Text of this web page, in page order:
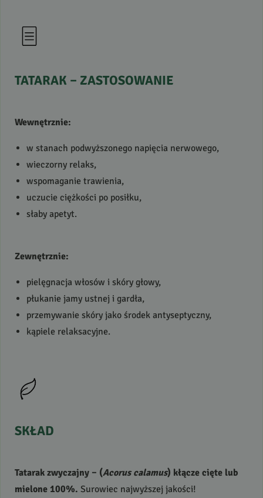
TATARAK – ZASTOSOWANIE
Wewnętrznie:
w stanach podwyższonego napięcia nerwowego,
wieczorny relaks,
wspomaganie trawienia,
uczucie ciężkości po posiłku,
słaby apetyt.
Zewnętrznie:
pielęgnacja włosów i skóry głowy,
płukanie jamy ustnej i gardła,
przemywanie skóry jako środek antyseptyczny,
kąpiele relaksacyjne.
SKŁAD
Tatarak zwyczajny – (Acorus calamus) kłącze cięte lub
mielone 100%. Surowiec najwyższej jakości!